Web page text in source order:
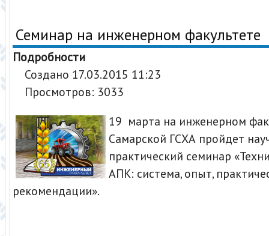
Семинар на инженерном факультете
Подробности
Создано 17.03.2015 11:23
Просмотров: 3033
19 марта на инженерном
Самарской ГСХА пройдет
практический семинар
АПК: система, опыт,
рекомендации».